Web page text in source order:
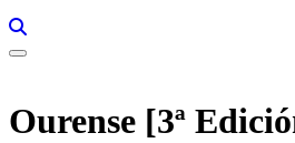
Ourense [3ª